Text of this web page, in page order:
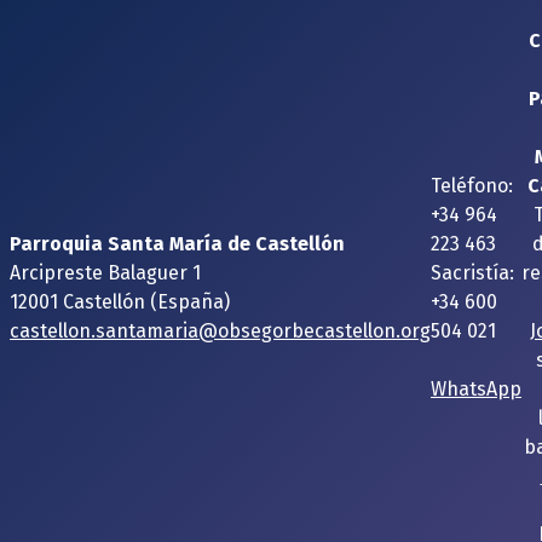
Parroquia Santa María de Castellón
Arcipreste Balaguer 1
12001 Castellón (España)
castellon.santamaria@obsegorbecastellon.org
Teléfono:
+34 964
223 463
Sacristía:
+34 600
504 021
WhatsApp